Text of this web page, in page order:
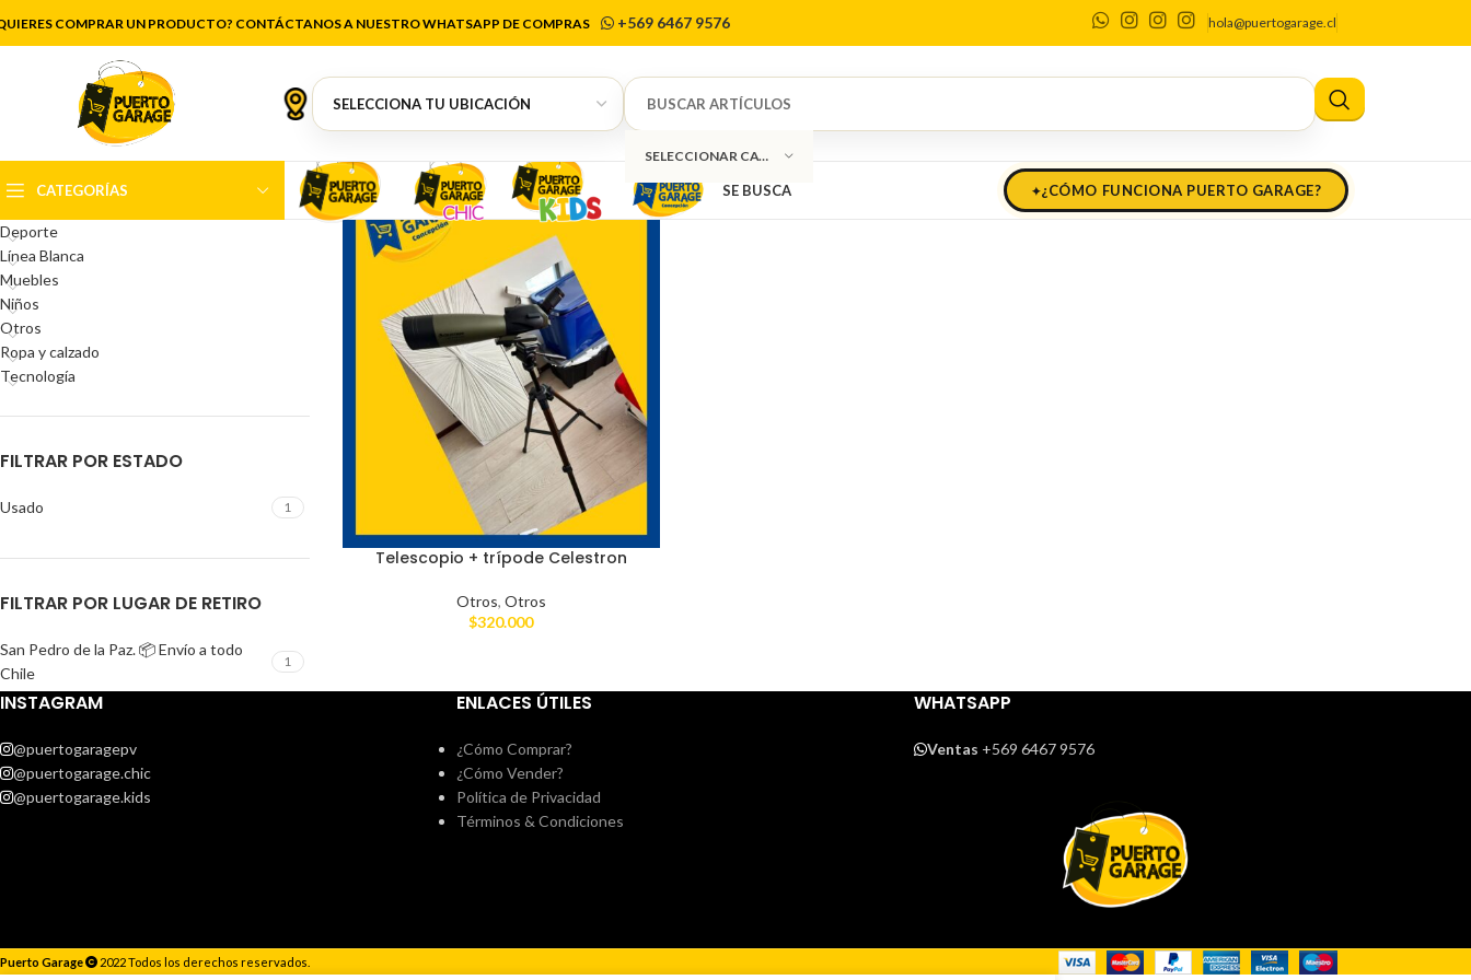
COMPRAR UN PRODUCTO? CONTÁCTANOS A NUESTRO WHATSAPP DE COMPRAS +569 6467 9576 hola@puertogarage.cl
SELECCIONAR CATEGORÍA
CATEGORÍAS SE BUSCA ¿CÓMO FUNCIONA PUERTO GARAGE?
Celestron
CATEGORÍAS DEL PRODUCTO
Antigüedades
Artículos de cocina
Belleza
Deporte
Línea Blanca
Muebles
Niños
Otros
Ropa y calzado
Tecnología
FILTRAR POR ESTADO
Usado 1
FILTRAR POR LUGAR DE RETIRO
San Pedro de la Paz. 📦 Envío a todo
Chile
1
Telescopio + trípode Celestron
Otros, Otros
$320.000
INSTAGRAM
@puertogaragepv
@puertogarage.chic
@puertogarage.kids
ENLACES ÚTILES
¿Cómo Comprar?
¿Cómo Vender?
Política de Privacidad
Términos & Condiciones
WHATSAPP
Ventas +569 6467 9576
Puerto Garage 2022 Todos los derechos reservados.